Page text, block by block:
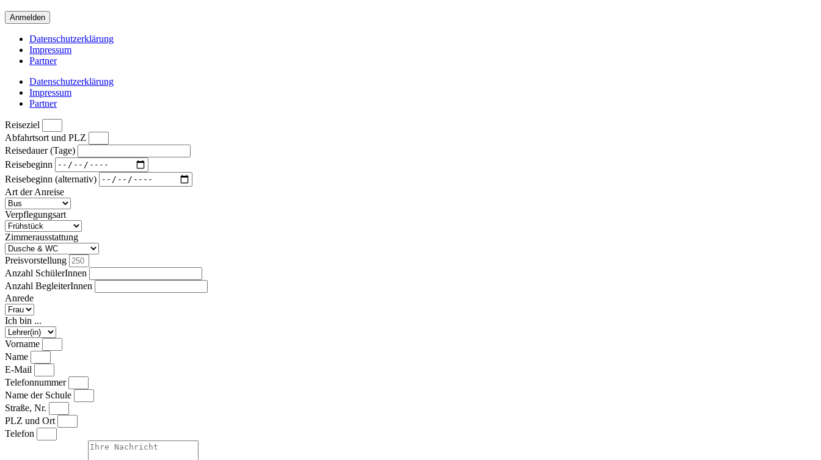
Anmelden
Datenschutzerklärung
Impressum
Partner
Datenschutzerklärung
Impressum
Partner
Reiseziel
Abfahrtsort und PLZ
Reisedauer (Tage)
Reisebeginn
Reisebeginn (alternativ)
Art der Anreise
Verpflegungsart
Zimmerausstattung
Preisvorstellung
Anzahl SchülerInnen
Anzahl BegleiterInnen
Anrede
Ich bin ...
Vorname
Name
E-Mail
Telefonnummer
Name der Schule
Straße, Nr.
PLZ und Ort
Telefon